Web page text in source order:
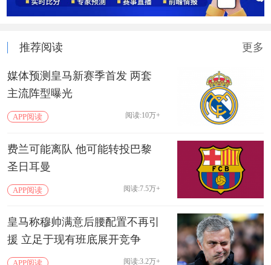
推荐阅读 更多
媒体预测皇马新赛季首发 两套
主流阵型曝光
APP阅读 阅读:10万+
费兰可能离队 他可能转投巴黎
圣日耳曼
APP阅读 阅读:7.5万+
皇马称穆帅满意后腰配置不再引
援 立足于现有班底展开竞争
APP阅读 阅读:3.2万+